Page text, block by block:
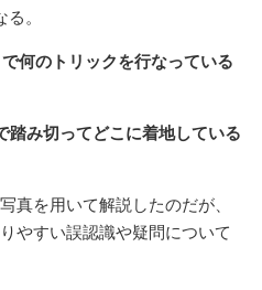
。
何のトリックを行なっている
踏み切ってどこに着地している
真を用いて解説したのだが、
やすい誤認識や疑問について